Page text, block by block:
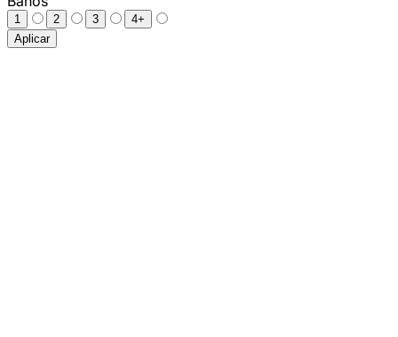
1 2 3
4+
Aplicar